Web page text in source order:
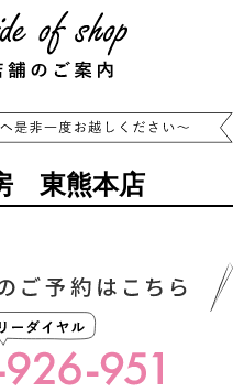
東熊本店